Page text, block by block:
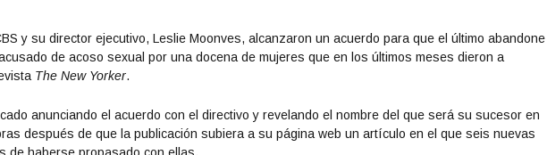
y su director ejecutivo, Leslie Moonves, alcanzaron un acuerdo para que el último abandone
de acoso sexual por una docena de mujeres que en los últimos meses dieron a
The New Yorker.
anunciando el acuerdo con el directivo y revelando el nombre del que será su sucesor en
después de que la publicación subiera a su página web un artículo en el que seis nuevas
de haberse propasado con ellas.